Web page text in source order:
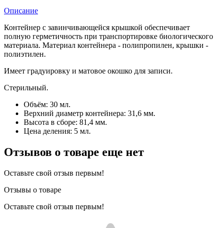
Описание
Контейнер с завинчивающейся крышкой обеспечивает
полную герметичность при транспортировке биологического
материала. Материал контейнера - полипропилен, крышки -
полиэтилен.
Имеет градуировку и матовое окошко для записи.
Стерильный.
Объём: 30 мл.
Верхний диаметр контейнера: 31,6 мм.
Высота в сборе: 81,4 мм.
Цена деления: 5 мл.
Отзывов о товаре еще нет
Оставьте свой отзыв первым!
Отзывы о товаре
Оставьте свой отзыв первым!